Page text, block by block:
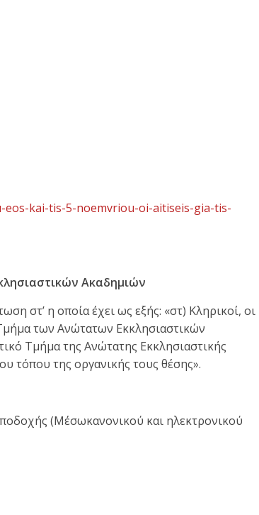
kai-tis-5-noemvriou-oi-aitiseis-gia-tis-
Ακαδημιών
στ’ η οποία έχει ως εξής: «στ) Κληρικοί, οι
των Ανώτατων Εκκλησιαστικών
Τμήμα της Ανώτατης Εκκλησιαστικής
τόπου της οργανικής τους θέσης».
(Μέσωκανονικού και ηλεκτρονικού